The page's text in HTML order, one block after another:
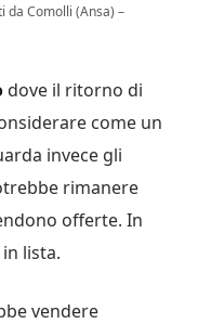
da Comolli (Ansa) –
dove il ritorno di
come un
invece gli
rimanere
offerte. In
lista.
vendere